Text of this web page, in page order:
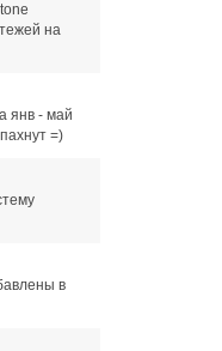
на
янв - май
=)
в